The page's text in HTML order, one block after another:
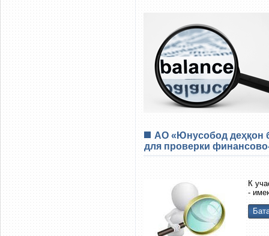
АО «Юнусобод деҳқон
для проверки
К
-